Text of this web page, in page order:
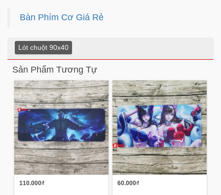
Bàn Phím Cơ Giá Rẻ
Lót chuột 90x40
Sản Phẩm Tương Tự
110.000₫ 60.000₫